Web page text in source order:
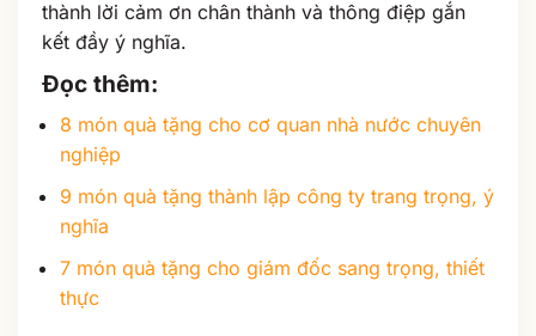
thành lời cảm ơn chân thành và thông điệp gắn
kết đầy ý nghĩa.
Đọc thêm:
8 món quà tặng cho cơ quan nhà nước chuyên
nghiệp
9 món quà tặng thành lập công ty trang trọng, ý
nghĩa
7 món quà tặng cho giám đốc sang trọng, thiết
thực